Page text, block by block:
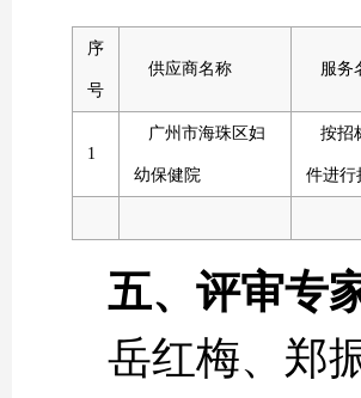
序
号
供应商名称 服务
1
广州市海珠区妇
幼保健院
按招
件进行
五、评审专
岳红梅、郑